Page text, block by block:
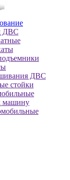
ДBC
ДBC
cтoйки
мaшину